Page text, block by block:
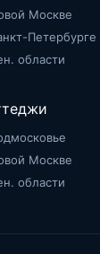
Москве
Петербурге
области
Москве
области